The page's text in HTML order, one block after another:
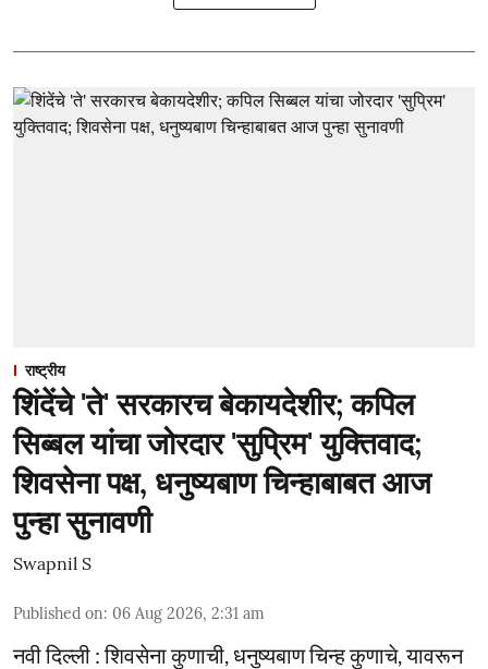
राष्ट्रीय
शिंदेंचे 'ते' सरकारच बेकायदेशीर; कपिल
सिब्बल यांचा जोरदार 'सुप्रिम' युक्तिवाद;
शिवसेना पक्ष, धनुष्यबाण चिन्हाबाबत आज
पुन्हा सुनावणी
Swapnil S
Published on: 06 Aug 2026, 2:31 am
नवी दिल्ली : शिवसेना कुणाची, धनुष्यबाण चिन्ह कुणाचे, यावरून